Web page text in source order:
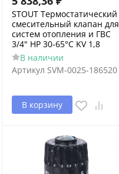
STOUT Термостатический
смесительный клапан для
систем отопления и ГВС
3/4" НР 30-65°С KV 1,8
В наличии
Артикул SVM-0025-186520
В корзину